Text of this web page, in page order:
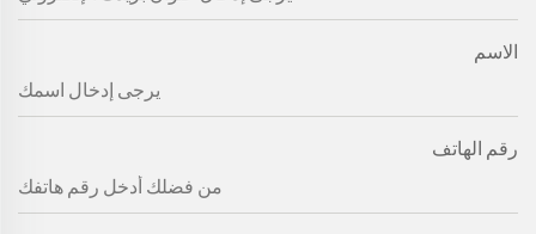
الاسم
رقم الهاتف